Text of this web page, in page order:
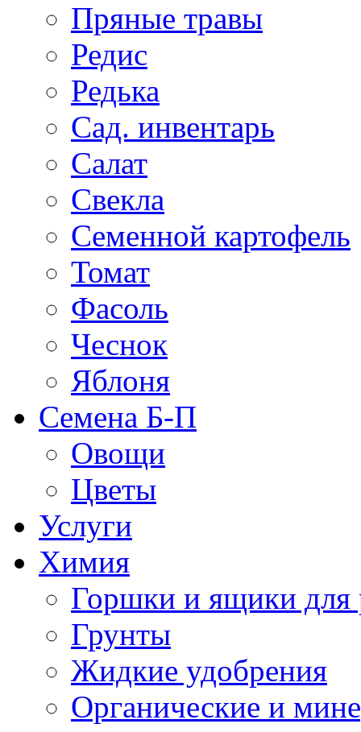
Пряные травы
Редис
Редька
Сад. инвентарь
Салат
Свекла
Семенной картофель
Томат
Фасоль
Чеснок
Яблоня
Семена Б-П
Овощи
Цветы
Услуги
Химия
Горшки и ящики для
Грунты
Жидкие удобрения
Органические и